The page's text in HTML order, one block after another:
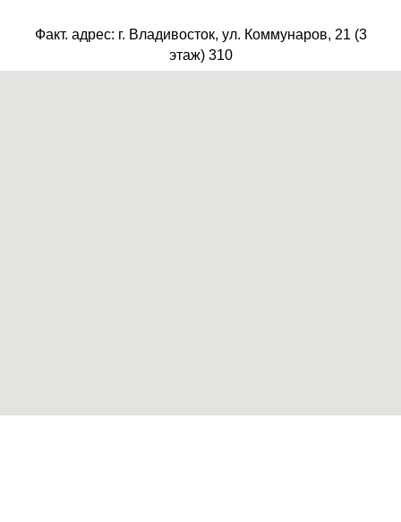
Факт. адрес: г. Владивосток, ул. Коммунаров, 21 (3
этаж) 310